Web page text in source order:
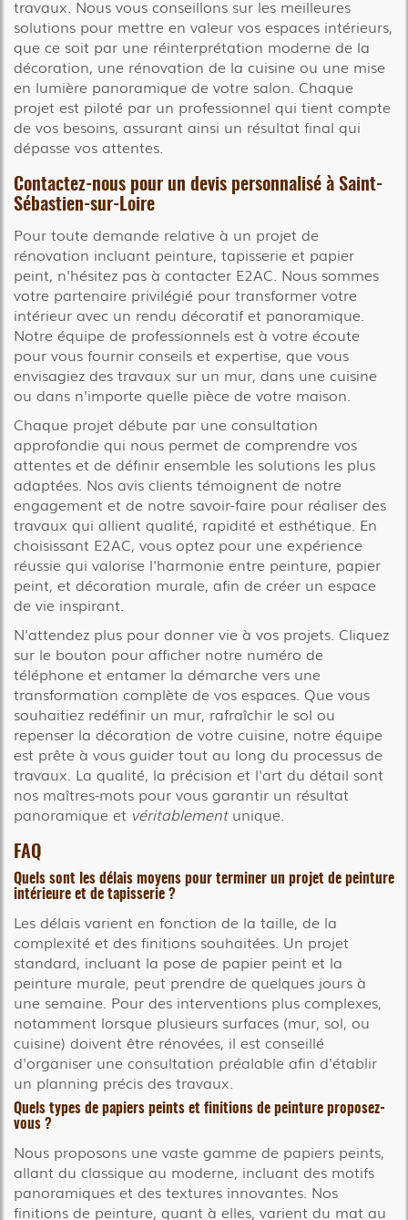
travaux. Nous vous conseillons sur les meilleures
solutions pour mettre en valeur vos espaces intérieurs,
que ce soit par une réinterprétation moderne de la
décoration, une rénovation de la cuisine ou une mise
en lumière panoramique de votre salon. Chaque
projet est piloté par un professionnel qui tient compte
de vos besoins, assurant ainsi un résultat final qui
dépasse vos attentes.
Contactez-nous pour un devis personnalisé à Saint-
Sébastien-sur-Loire
Pour toute demande relative à un projet de
rénovation incluant peinture, tapisserie et papier
peint, n'hésitez pas à contacter E2AC. Nous sommes
votre partenaire privilégié pour transformer votre
intérieur avec un rendu décoratif et panoramique.
Notre équipe de professionnels est à votre écoute
pour vous fournir conseils et expertise, que vous
envisagiez des travaux sur un mur, dans une cuisine
ou dans n'importe quelle pièce de votre maison.
Chaque projet débute par une consultation
approfondie qui nous permet de comprendre vos
attentes et de définir ensemble les solutions les plus
adaptées. Nos avis clients témoignent de notre
engagement et de notre savoir-faire pour réaliser des
travaux qui allient qualité, rapidité et esthétique. En
choisissant E2AC, vous optez pour une expérience
réussie qui valorise l'harmonie entre peinture, papier
peint, et décoration murale, afin de créer un espace
de vie inspirant.
N'attendez plus pour donner vie à vos projets. Cliquez
sur le bouton pour afficher notre numéro de
téléphone et entamer la démarche vers une
transformation complète de vos espaces. Que vous
souhaitiez redéfinir un mur, rafraîchir le sol ou
repenser la décoration de votre cuisine, notre équipe
est prête à vous guider tout au long du processus de
travaux. La qualité, la précision et l'art du détail sont
nos maîtres-mots pour vous garantir un résultat
panoramique et véritablementunique.
FAQ
Quels sont les délais moyens pour terminer un projet de peinture
intérieure et de tapisserie ?
Les délais varient en fonction de la taille, de la
complexité et des finitions souhaitées. Un projet
standard, incluant la pose de papier peint et la
peinture murale, peut prendre de quelques jours à
une semaine. Pour des interventions plus complexes,
notamment lorsque plusieurs surfaces (mur, sol, ou
cuisine) doivent être rénovées, il est conseillé
d'organiser une consultation préalable afin d'établir
un planning précis des travaux.
Quels types de papiers peints et finitions de peinture proposez-
vous ?
Nous proposons une vaste gamme de papiers peints,
allant du classique au moderne, incluant des motifs
panoramiques et des textures innovantes. Nos
finitions de peinture, quant à elles, varient du mat au